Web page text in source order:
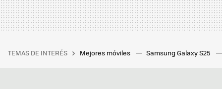
TEMAS DE INTERÉS Mejores móviles Samsung Galaxy S25